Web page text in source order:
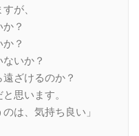
が、
？
？
いか？
ざけるのか？
思います。
は、気持ち良い」